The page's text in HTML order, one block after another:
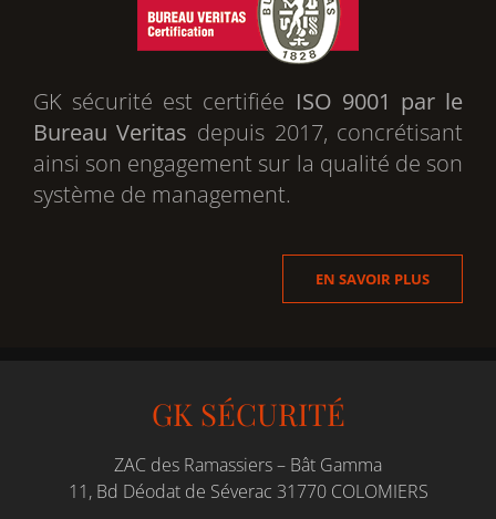
GK sécurité est certifiée ISO 9001 par le
Bureau Veritas depuis 2017, concrétisant
ainsi son engagement sur la qualité de son
système de management.
EN SAVOIR PLUS
GK SÉCURITÉ
ZAC des Ramassiers – Bât Gamma
11, Bd Déodat de Séverac 31770 COLOMIERS